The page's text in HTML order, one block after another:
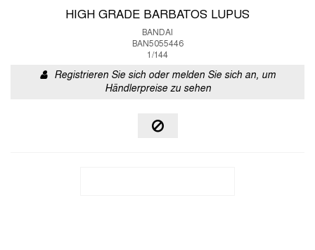
HIGH GRADE BARBATOS LUPUS
BANDAI
BAN5055446
1/144
Registrieren Sie sich oder melden Sie sich an, um
Händlerpreise zu sehen